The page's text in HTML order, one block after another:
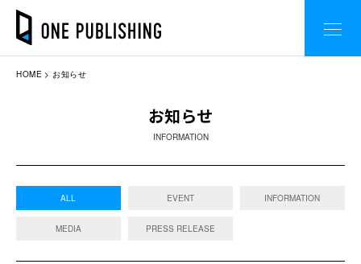
HOME お知らせ
お知らせ
INFORMATION
ALL EVENT INFORMATION
MEDIA PRESS RELEASE